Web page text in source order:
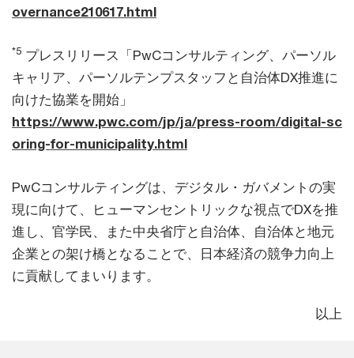
overnance210617.html
*5 プレスリリース「PwCコンサルティング、パーソル
キャリア、パーソルテンプスタッフと自治体DX推進に
向けた協業を開始」
https://www.pwc.com/jp/ja/press-room/digital-sc
oring-for-municipality.html
PwCコンサルティングは、デジタル・ガバメントの実
現に向けて、ヒューマンセントリックな視点でDXを推
進し、官学民、また中央省庁と自治体、自治体と地元
企業との架け橋となることで、日本経済の競争力向上
に貢献してまいります。
以上